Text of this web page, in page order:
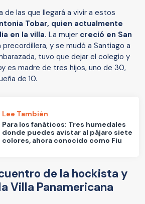
de las que llegará a vivir a estos
Tobar, quien actualmente
en la villa. La mujer creció en San
precordillera, y se mudó a Santiago a
tuvo que dejar el colegio y
es madre de tres hijos, uno de 30,
de 10.
Lee También
Para los fanáticos: Tres humedales
donde puedes avistar al pájaro siete
colores, ahora conocido como Fiu
de la hockista y
Villa Panamericana